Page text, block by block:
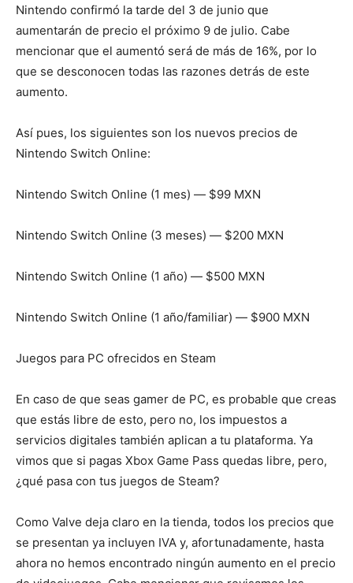
Nintendo confirmó la tarde del 3 de junio que
aumentarán de precio el próximo 9 de julio. Cabe
mencionar que el aumentó será de más de 16%, por lo
que se desconocen todas las razones detrás de este
aumento.
Así pues, los siguientes son los nuevos precios de
Nintendo Switch Online:
Nintendo Switch Online (1 mes) ― $99 MXN
Nintendo Switch Online (3 meses) ― $200 MXN
Nintendo Switch Online (1 año) ― $500 MXN
Nintendo Switch Online (1 año/familiar) ― $900 MXN
Juegos para PC ofrecidos en Steam
En caso de que seas gamer de PC, es probable que creas
que estás libre de esto, pero no, los impuestos a
servicios digitales también aplican a tu plataforma. Ya
vimos que si pagas Xbox Game Pass quedas libre, pero,
¿qué pasa con tus juegos de Steam?
Como Valve deja claro en la tienda, todos los precios que
se presentan ya incluyen IVA y, afortunadamente, hasta
ahora no hemos encontrado ningún aumento en el precio